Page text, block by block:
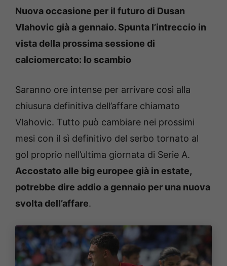
Nuova occasione per il futuro di Dusan
Vlahovic già a gennaio. Spunta l’intreccio in
vista della prossima sessione di
calciomercato: lo scambio
Saranno ore intense per arrivare così alla
chiusura definitiva dell’affare chiamato
Vlahovic. Tutto può cambiare nei prossimi
mesi con il sì definitivo del serbo tornato al
gol proprio nell’ultima giornata di Serie A.
Accostato alle big europee già in estate,
potrebbe dire addio a gennaio per una nuova
svolta dell’affare.